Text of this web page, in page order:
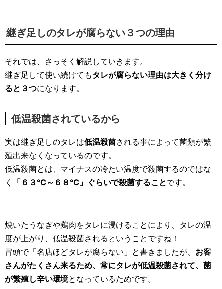
継ぎ足しのタレが腐らない３つの理由
それでは、さっそく解説していきます。
継ぎ足して使い続けてもタレが腐らない理由は大きく分け
ると３つになります。
低温殺菌されているから
実は継ぎ足しのタレは低温殺菌される事によって菌類が繁
殖出来なくなっているのです。
低温殺菌とは、マイナスの冷たい温度で殺菌するのではな
く
「６３℃～６８℃」ぐらいで殺菌することです。
焼いたうなぎや鶏肉をタレに浸けることにより、タレの温
度が上がり、低温殺菌されるということですね！
冒頭で「名店ほどタレが腐らない」と書きましたが、 お客
さんがたくさん来るため、常にタレが低温殺菌されて、菌
が繁殖し辛い環境となっているためです。